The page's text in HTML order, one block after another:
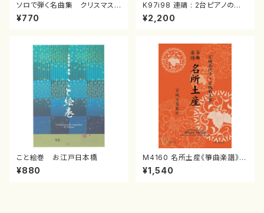
ソロで弾く名曲集 クリスマス・
イブ／恋人がサンタクロース(
箏独奏 /大平光美 編曲/楽
¥770
K97i98 連禱 : 2台ピアノのた
めの（2 Pianos / 菊池 幸夫 /
楽譜）
¥2,200
こと絵巻 お江戸日本橋
¥880
M4160 名所土産《箏曲楽譜》
（箏/宮城喜代子・宮城数江著・
宮城宗家監修/箏曲古典楽譜）
¥1,540